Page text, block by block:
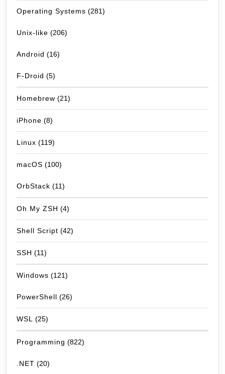
Operating Systems (281)
Unix-like (206)
Android (16)
F-Droid (5)
Homebrew (21)
iPhone (8)
Linux (119)
macOS (100)
OrbStack (11)
Oh My ZSH (4)
Shell Script (42)
SSH (11)
Windows (121)
PowerShell (26)
WSL (25)
Programming (822)
.NET (20)